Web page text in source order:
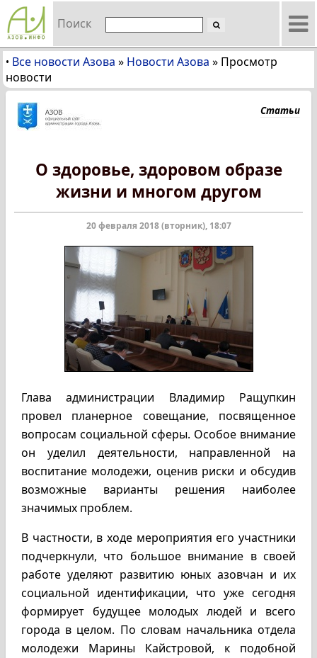
Поиск
• Все новости Азова » Новости Азова » Просмотр
новости
Статьи
О здоровье, здоровом образе
жизни и многом другом
20 февраля 2018 (вторник), 18:07
Глава администрации Владимир Ращупкин
провел планерное совещание, посвященное
вопросам социальной сферы. Особое внимание
он уделил деятельности, направленной на
воспитание молодежи, оценив риски и обсудив
возможные варианты решения наиболее
значимых проблем.
В частности, в ходе мероприятия его участники
подчеркнули, что большое внимание в своей
работе уделяют развитию юных азовчан и их
социальной идентификации, что уже сегодня
формирует будущее молодых людей и всего
города в целом. По словам начальника отдела
молодежи Марины Кайстровой, к подобной